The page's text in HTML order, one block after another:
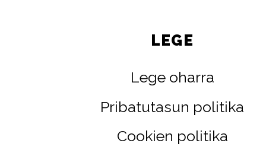
LEGE
Lege oharra
Pribatutasun politika
Cookien politika